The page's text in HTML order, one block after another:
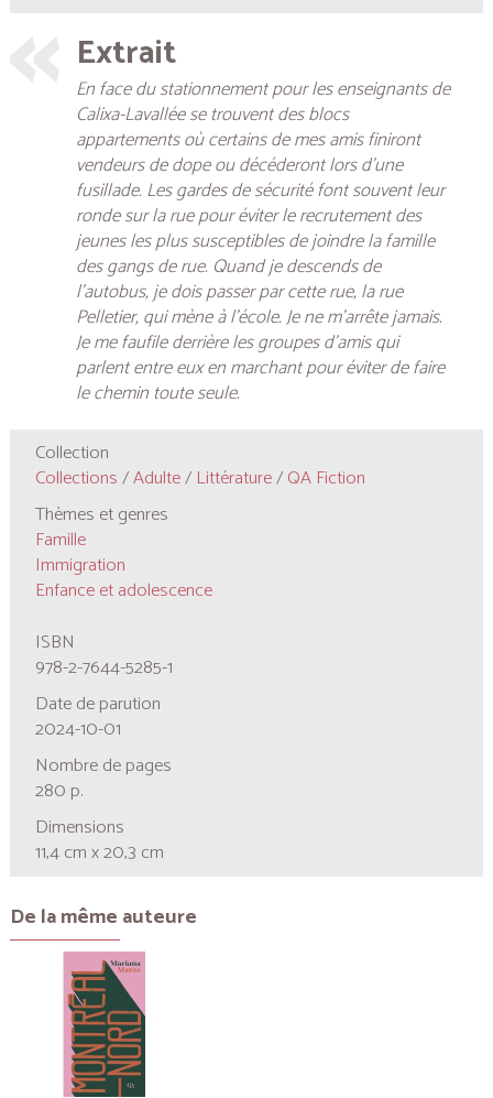
Extrait
En face du stationnement pour les enseignants de
Calixa-Lavallée se trouvent des blocs
appartements où certains de mes amis finiront
vendeurs de dope ou décéderont lors d’une
fusillade. Les gardes de sécurité font souvent leur
ronde sur la rue pour éviter le recrutement des
jeunes les plus susceptibles de joindre la famille
des gangs de rue. Quand je descends de
l’autobus, je dois passer par cette rue, la rue
Pelletier, qui mène à l’école. Je ne m’arrête jamais.
Je me faufile derrière les groupes d’amis qui
parlent entre eux en marchant pour éviter de faire
le chemin toute seule.
Collection
Collections/Adulte/ Littérature/QA Fiction
Thèmes et genres
Famille
Immigration
Enfance et adolescence
ISBN
978-2-7644-5285-1
Date de parution
2024-10-01
Nombre de pages
280 p.
Dimensions
11,4 cm x 20,3 cm
De la même auteure